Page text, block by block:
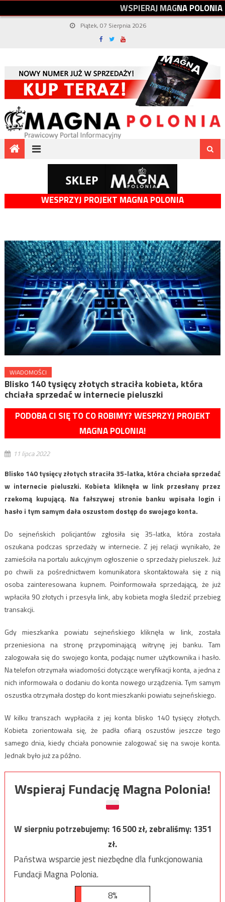
WSPIERAJMAGNAPOLONIA
Piątek, 07 Sierpnia 2026
WESPRZYJ PROJEKT MAGNA POLONIA
WIADOMOŚCI
Blisko 140 tysięcy złotych straciła kobieta, która
chciała sprzedać w internecie pieluszki
PODOBA CI SIĘ TO CO ROBIMY? WESPRZYJ PROJEKT
MAGNA POLONIA!
11 lipca 2022
Blisko 140 tysięcy złotych straciła 35-latka, która chciała sprzedać
w internecie pieluszki. Kobieta kliknęła w link przesłany przez
rzekomą kupującą. Na fałszywej stronie banku wpisała login i
hasło i tym samym dała oszustom dostęp do swojego konta.
Do sejneńskich policjantów zgłosiła się 35-latka, która została
oszukana podczas sprzedaży w internecie. Z jej relacji wynikało, że
zamieściła na portalu aukcyjnym ogłoszenie o sprzedaży pieluszek. Już
po chwili za pośrednictwem komunikatora skontaktowała się z nią
osoba zainteresowana kupnem. Poinformowała sprzedającą, że już
wpłaciła 90 złotych i przesyła link, aby kobieta mogła śledzić przebieg
transakcji.
Gdy mieszkanka powiatu sejneńskiego kliknęła w link, została
przeniesiona na stronę przypominającą witrynę jej banku. Tam
zalogowała się do swojego konta, podając numer użytkownika i hasło.
Na telefon otrzymała wiadomości dotyczące weryfikacji konta, a jedna z
nich informowała o dodaniu do konta nowego urządzenia. Tym samym
oszustka otrzymała dostęp do kont mieszkanki powiatu sejneńskiego.
W kilku transzach wypłaciła z jej konta blisko 140 tysięcy złotych.
Kobieta zorientowała się, że padła ofiarą oszustów jeszcze tego
samego dnia, kiedy chciała ponownie zalogować się na swoje konta.
Jednak było już za późno.
Wspieraj Fundację Magna Polonia!
W sierpniu potrzebujemy:16 500zł, zebraliśmy:1351
zł.
Państwa wsparcie jest niezbędne dla funkcjonowania
Fundacji Magna Polonia.
8%